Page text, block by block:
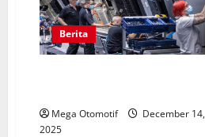
Berita
Mega Otomotif
December 14,
2025